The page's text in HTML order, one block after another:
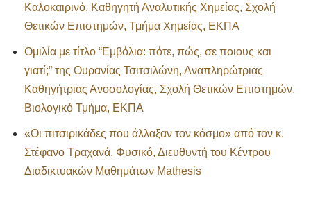
Καλοκαιρινό, Καθηγητή Αναλυτικής Χημείας, Σχολή
Θετικών Επιστημών, Τμήμα Χημείας, ΕΚΠΑ
Ομιλία με τίτλο “Εμβόλια: πότε, πώς, σε ποιους και
γιατί;” της Ουρανίας Τσιτσιλώνη, Αναπληρώτριας
Καθηγήτριας Ανοσολογίας, Σχολή Θετικών Επιστημών,
Βιολογικό Τμήμα, ΕΚΠΑ
«Οι πιτσιρικάδες που άλλαξαν τον κόσμο» από τον κ.
Στέφανο Τραχανά, Φυσικό, Διευθυντή του Κέντρου
Διαδικτυακών Μαθημάτων Mathesis